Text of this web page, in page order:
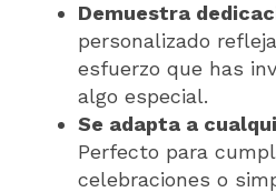
Demuestra
personalizado
esfuerzo que has
algo especial.
Se adapta a
Perfecto para
celebraciones o